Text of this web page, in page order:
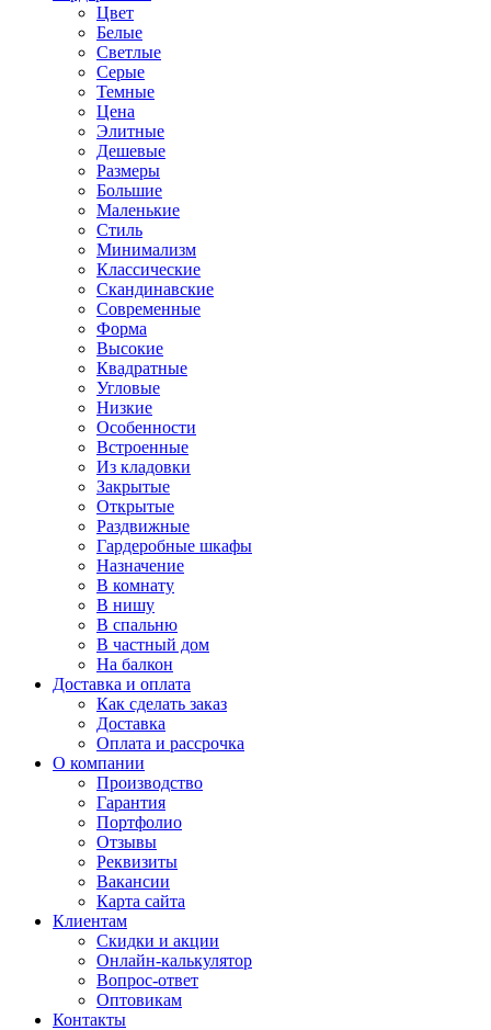
Цвет
Белые
Светлые
Серые
Темные
Цена
Элитные
Дешевые
Размеры
Большие
Маленькие
Стиль
Минимализм
Классические
Скандинавские
Современные
Форма
Высокие
Квадратные
Угловые
Низкие
Особенности
Встроенные
Из кладовки
Закрытые
Открытые
Раздвижные
Гардеробные шкафы
Назначение
В комнату
В нишу
В спальню
В частный дом
На балкон
Доставка и оплата
Как сделать заказ
Доставка
Оплата и рассрочка
О компании
Производство
Гарантия
Портфолио
Отзывы
Реквизиты
Вакансии
Карта сайта
Клиентам
Скидки и акции
Онлайн-калькулятор
Вопрос-ответ
Оптовикам
Контакты